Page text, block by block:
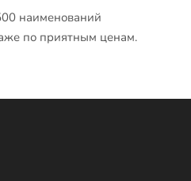
наименований
по приятным ценам.